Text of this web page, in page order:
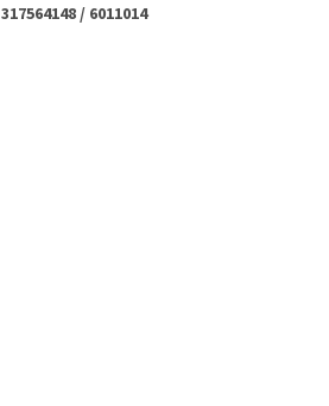
317564148 / 6011014